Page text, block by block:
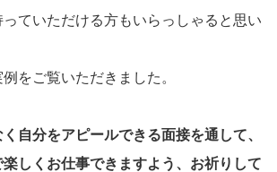
ていただける方もいらっしゃると思い
をご覧いただきました。
自分をアピールできる面接を通して、
しくお仕事できますよう、お祈りして